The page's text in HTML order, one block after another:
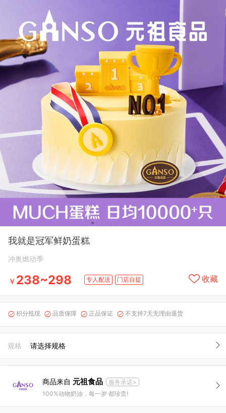
我就是冠军鲜奶蛋糕
冲奥燃动季
￥ 238~298 专人配送 门店自提 收藏
 积分抵现  品质保障  正品保证  不支持7天无理由退货
规格 请选择规格
商品来自 元祖食品
服务承诺>
100%动物奶油，每一岁 都珍贵!